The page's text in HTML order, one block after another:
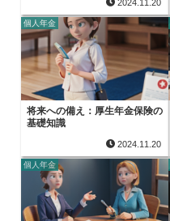
2024.11.20
個人年金
将来への備え：厚生年金保険の
基礎知識
2024.11.20
個人年金